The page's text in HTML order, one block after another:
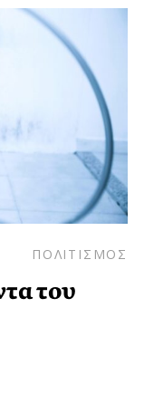
ΠΟΛΙΤΙΣΜΟΣ
του